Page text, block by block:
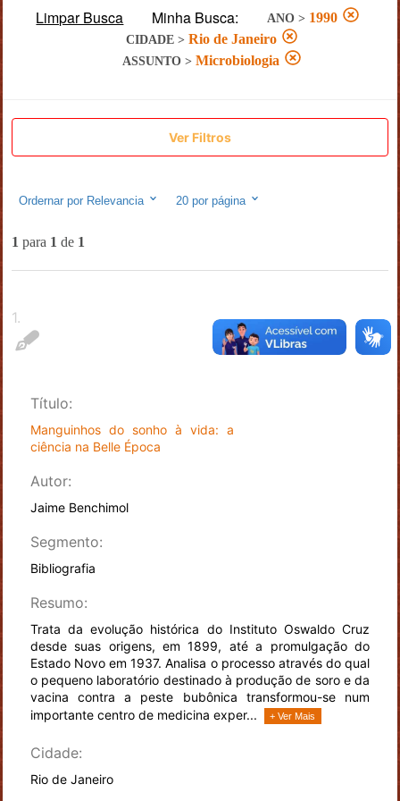
Limpar Busca Minha Busca: ANO > 1990
CIDADE> Rio de Janeiro
ASSUNTO > Microbiologia
Ver Filtros
Ordernar por Relevancia 20por página
1 para 1 de 1
1.
Título:
Manguinhos do sonho à vida: a
ciência na Belle Época
Autor:
Jaime Benchimol
Segmento:
Bibliografia
Resumo:
Trata da evolução histórica do Instituto Oswaldo Cruz
desde suas origens, em 1899, até a promulgação do
Estado Novo em 1937. Analisa o processo através do qual
o pequeno laboratório destinado à produção de soro e da
vacina contra a peste bubônica transformou-se num
importante centro de medicina exper...
+ Ver Mais
Cidade:
Rio de Janeiro